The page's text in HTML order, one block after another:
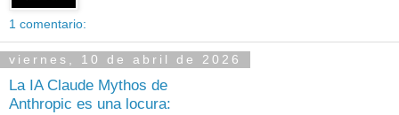
1 comentario:
viernes, 10 de abril de 2026
La IA Claude Mythos de
Anthropic es una locura: